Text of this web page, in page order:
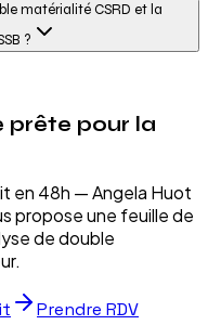
matérialité CSRD et la
?
prête pour la
en 48h — Angela Huot
propose une feuille de
de double
Prendre RDV